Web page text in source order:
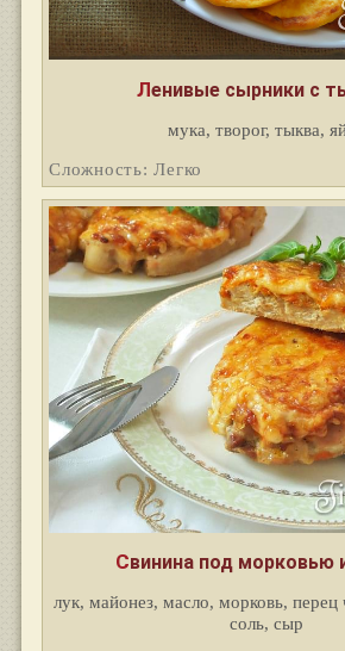
Ленивые сырники с
мука, творог, тыква,
Сложность: Легко
Свинина под морковью
лук, майонез, масло, морковь,
соль, сыр